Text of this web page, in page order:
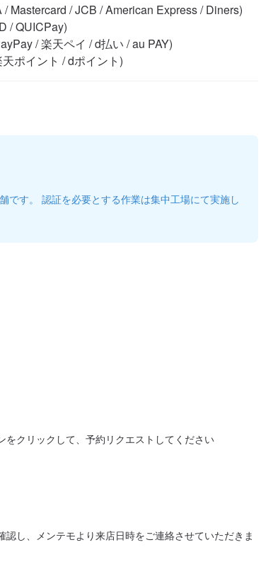
Mastercard / JCB / American Express / Diners)
/ QUICPay)
/ 楽天ペイ / d払い / au PAY)
ポイント / dポイント)
です。 認証を必要とする作業は集中工場にて実施し
をクリックして、予約リクエストしてください
し、メンテモより来店日時をご連絡させていただきま